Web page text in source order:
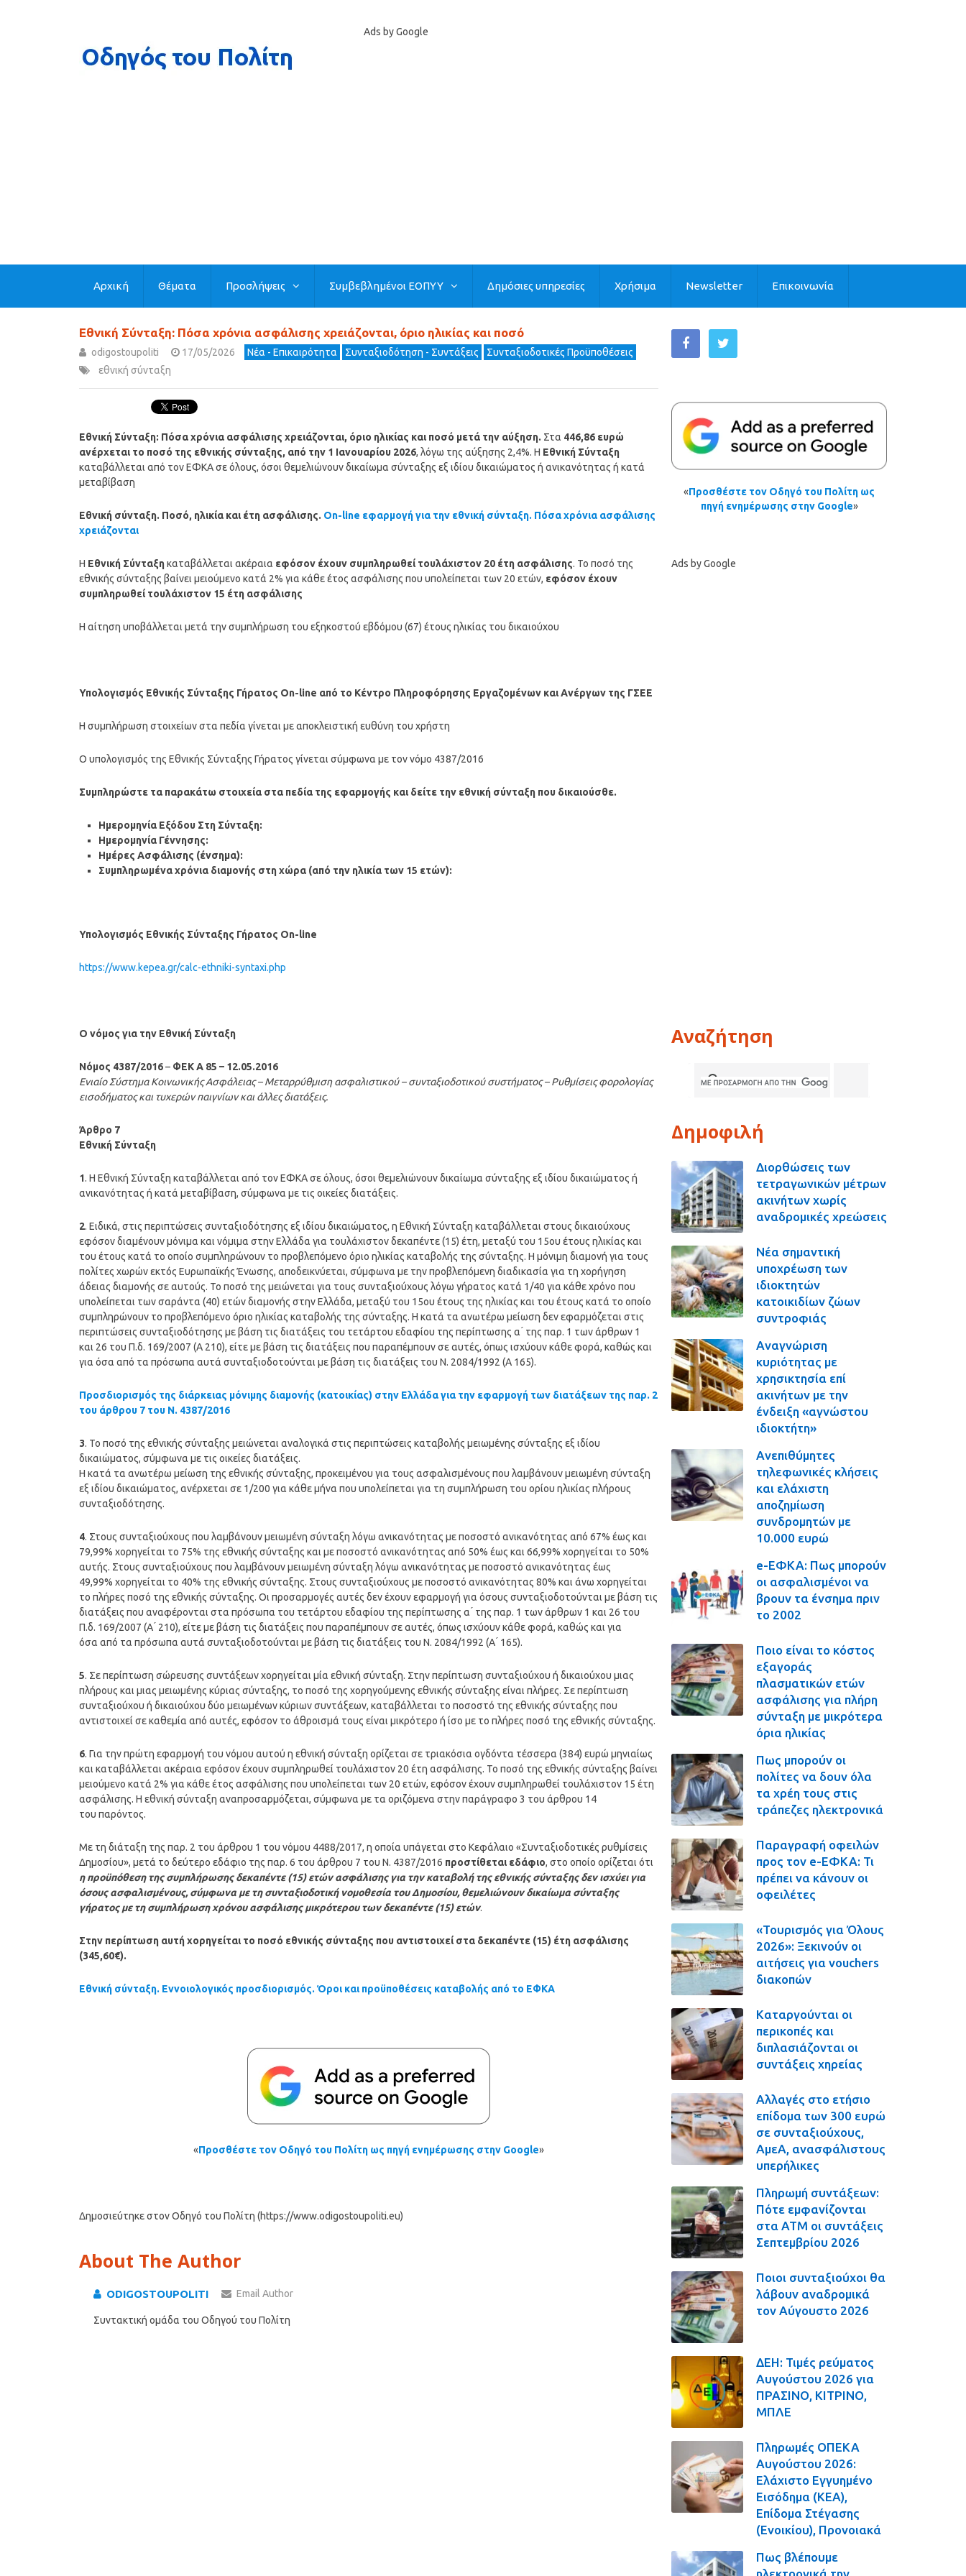
Ads by Google
Αρχική Θέματα Προσλήψεις Συμβεβλημένοι ΕΟΠΥΥ Δημόσιες υπηρεσίες Χρήσιμα Newsletter Επικοινωνία
Εθνική Σύνταξη: Πόσα χρόνια ασφάλισης χρειάζονται, όριο ηλικίας και ποσό
odigostoupoliti 17/05/2026 Νέα - Επικαιρότητα Συνταξιοδότηση - Συντάξεις
Συνταξιοδοτικές Προϋποθέσεις
εθνική σύνταξη
Εθνική Σύνταξη: Πόσα χρόνια ασφάλισης χρειάζονται, όριο ηλικίας και ποσό μετά την αύξηση. Στα 446,86 ευρώ
ανέρχεται το ποσό της εθνικής σύνταξης, από την 1 Ιανουαρίου 2026, λόγω της αύξησης 2,4%. Η Εθνική Σύνταξη
καταβάλλεται από τον ΕΦΚΑ σε όλους, όσοι θεμελιώνουν δικαίωμα σύνταξης εξ ιδίου δικαιώματος ή ανικανότητας ή κατά
μεταβίβαση
Εθνική σύνταξη. Ποσό, ηλικία και έτη ασφάλισης. On-line εφαρμογή για την εθνική σύνταξη. Πόσα χρόνια ασφάλισης
χρειάζονται
Η Εθνική Σύνταξηκαταβάλλεται ακέραια εφόσον έχουν συμπληρωθεί τουλάχιστον 20 έτη ασφάλισης. Το ποσό της
εθνικής σύνταξης βαίνει μειούμενο κατά 2% για κάθε έτος ασφάλισης που υπολείπεται των 20 ετών, εφόσον έχουν
συμπληρωθεί τουλάχιστον 15 έτη ασφάλισης
Η αίτηση υποβάλλεται μετά την συμπλήρωση του εξηκοστού εβδόμου (67) έτους ηλικίας του δικαιούχου
Υπολογισμός Εθνικής Σύνταξης Γήρατος On-line από το Κέντρο Πληροφόρησης Εργαζομένων και Ανέργων της ΓΣΕΕ
Η συμπλήρωση στοιχείων στα πεδία γίνεται με αποκλειστική ευθύνη του χρήστη
Ο υπολογισμός της Εθνικής Σύνταξης Γήρατος γίνεται σύμφωνα με τον νόμο 4387/2016
Συμπληρώστε τα παρακάτω στοιχεία στα πεδία της εφαρμογής και δείτε την εθνική σύνταξη που δικαιούσθε.
Ημερομηνία Εξόδου Στη Σύνταξη:
Ημερομηνία Γέννησης:
Ημέρες Ασφάλισης (ένσημα):
Συμπληρωμένα χρόνια διαμονής στη χώρα (από την ηλικία των 15 ετών):
Υπολογισμός Εθνικής Σύνταξης Γήρατος On-line
https://www.kepea.gr/calc-ethniki-syntaxi.php
Ο νόμος για την Εθνική Σύνταξη
Νόμος 4387/2016– ΦΕΚ A 85 – 12.05.2016
Ενιαίο Σύστημα Κοινωνικής Ασφάλειας – Μεταρρύθμιση ασφαλιστικού – συνταξιοδοτικού συστήματος – Ρυθμίσεις φορολογίας
εισοδήματος και τυχερών παιγνίων και άλλες διατάξεις.
Άρθρο 7
Εθνική Σύνταξη
1. Η Εθνική Σύνταξη καταβάλλεται από τον ΕΦΚΑ σε όλους, όσοι θεμελιώνουν δικαίωμα σύνταξης εξ ιδίου δικαιώματος ή
ανικανότητας ή κατά μεταβίβαση, σύμφωνα με τις οικείες διατάξεις.
2. Ειδικά, στις περιπτώσεις συνταξιοδότησης εξ ιδίου δικαιώματος, η Εθνική Σύνταξη καταβάλλεται στους δικαιούχους
εφόσον διαμένουν μόνιμα και νόμιμα στην Ελλάδα για τουλάχιστον δεκαπέντε (15) έτη, μεταξύ του 15ου έτους ηλικίας και
του έτους κατά το οποίο συμπληρώνουν το προβλεπόμενο όριο ηλικίας καταβολής της σύνταξης. Η μόνιμη διαμονή για τους
πολίτες χωρών εκτός Ευρωπαϊκής Ένωσης, αποδεικνύεται, σύμφωνα με την προβλεπόμενη διαδικασία για τη χορήγηση
άδειας διαμονής σε αυτούς. Το ποσό της μειώνεται για τους συνταξιούχους λόγω γήρατος κατά 1/40 για κάθε χρόνο που
υπολείπεται των σαράντα (40) ετών διαμονής στην Ελλάδα, μεταξύ του 15ου έτους της ηλικίας και του έτους κατά το οποίο
συμπληρώνουν το προβλεπόμενο όριο ηλικίας καταβολής της σύνταξης. Η κατά τα ανωτέρω μείωση δεν εφαρμόζεται στις
περιπτώσεις συνταξιοδότησης με βάση τις διατάξεις του τετάρτου εδαφίου της περίπτωσης α ́ της παρ. 1 των άρθρων 1
και 26 του Π.δ. 169/2007 (Α 210), είτε με βάση τις διατάξεις που παραπέμπουν σε αυτές, όπως ισχύουν κάθε φορά, καθώς και
για όσα από τα πρόσωπα αυτά συνταξιοδοτούνται με βάση τις διατάξεις του Ν. 2084/1992 (Α 165).
Προσδιορισμός της διάρκειας μόνιμης διαμονής (κατοικίας) στην Ελλάδα για την εφαρμογή των διατάξεων της παρ. 2
του άρθρου 7 του Ν. 4387/2016
3. Το ποσό της εθνικής σύνταξης μειώνεται αναλογικά στις περιπτώσεις καταβολής μειωμένης σύνταξης εξ ιδίου
δικαιώματος, σύμφωνα με τις οικείες διατάξεις.
Η κατά τα ανωτέρω μείωση της εθνικής σύνταξης, προκειμένου για τους ασφαλισμένους που λαμβάνουν μειωμένη σύνταξη
εξ ιδίου δικαιώματος, ανέρχεται σε 1/200 για κάθε μήνα που υπολείπεται για τη συμπλήρωση του ορίου ηλικίας πλήρους
συνταξιοδότησης.
4. Στους συνταξιούχους που λαμβάνουν μειωμένη σύνταξη λόγω ανικανότητας με ποσοστό ανικανότητας από 67% έως και
79,99% χορηγείται το 75% της εθνικής σύνταξης και με ποσοστό ανικανότητας από 50% έως και 66,99% χορηγείται το 50%
αυτής. Στους συνταξιούχους που λαμβάνουν μειωμένη σύνταξη λόγω ανικανότητας με ποσοστό ανικανότητας έως
49,99% χορηγείται το 40% της εθνικής σύνταξης. Στους συνταξιούχους με ποσοστό ανικανότητας 80% και άνω χορηγείται
το πλήρες ποσό της εθνικής σύνταξης. Οι προσαρμογές αυτές δεν έχουν εφαρμογή για όσους συνταξιοδοτούνται με βάση τις
διατάξεις που αναφέρονται στα πρόσωπα του τετάρτου εδαφίου της περίπτωσης α ́ της παρ. 1 των άρθρων 1 και 26 του
Π.δ. 169/2007 (Α ́ 210), είτε με βάση τις διατάξεις που παραπέμπουν σε αυτές, όπως ισχύουν κάθε φορά, καθώς και για
όσα από τα πρόσωπα αυτά συνταξιοδοτούνται με βάση τις διατάξεις του Ν. 2084/1992 (Α ́ 165).
5. Σε περίπτωση σώρευσης συντάξεων χορηγείται μία εθνική σύνταξη. Στην περίπτωση συνταξιούχου ή δικαιούχου μιας
πλήρους και μιας μειωμένης κύριας σύνταξης, το ποσό της χορηγούμενης εθνικής σύνταξης είναι πλήρες. Σε περίπτωση
συνταξιούχου ή δικαιούχου δύο μειωμένων κύριων συντάξεων, καταβάλλεται το ποσοστό της εθνικής σύνταξης που
αντιστοιχεί σε καθεμία από αυτές, εφόσον το άθροισμά τους είναι μικρότερο ή ίσο με το πλήρες ποσό της εθνικής σύνταξης.
6. Για την πρώτη εφαρμογή του νόμου αυτού η εθνική σύνταξη ορίζεται σε τριακόσια ογδόντα τέσσερα (384) ευρώ μηνιαίως
και καταβάλλεται ακέραια εφόσον έχουν συμπληρωθεί τουλάχιστον 20 έτη ασφάλισης. Το ποσό της εθνικής σύνταξης βαίνει
μειούμενο κατά 2% για κάθε έτος ασφάλισης που υπολείπεται των 20 ετών, εφόσον έχουν συμπληρωθεί τουλάχιστον 15 έτη
ασφάλισης. Η εθνική σύνταξη αναπροσαρμόζεται, σύμφωνα με τα οριζόμενα στην παράγραφο 3 του άρθρου 14
του παρόντος.
Με τη διάταξη της παρ. 2 του άρθρου 1 του νόμου 4488/2017, η οποία υπάγεται στο Κεφάλαιο «Συνταξιοδοτικές ρυθμίσεις
Δημοσίου», μετά το δεύτερο εδάφιο της παρ. 6 του άρθρου 7 του Ν. 4387/2016 προστίθεται εδάφιο, στο οποίο ορίζεται ότι
η προϋπόθεση της συμπλήρωσης δεκαπέντε (15) ετών ασφάλισης για την καταβολή της εθνικής σύνταξης δεν ισχύει για
όσους ασφαλισμένους, σύμφωνα με τη συνταξιοδοτική νομοθεσία του Δημοσίου, θεμελιώνουν δικαίωμα σύνταξης
γήρατος με τη συμπλήρωση χρόνου ασφάλισης μικρότερου των δεκαπέντε (15) ετών.
Στην περίπτωση αυτή χορηγείται το ποσό εθνικής σύνταξης που αντιστοιχεί στα δεκαπέντε (15) έτη ασφάλισης
(345,60€).
Εθνική σύνταξη. Εννοιολογικός προσδιορισμός. Όροι και προϋποθέσεις καταβολής από το ΕΦΚΑ
«Προσθέστε τον Οδηγό του Πολίτη ως πηγή ενημέρωσης στην Google»
Δημοσιεύτηκε στον Οδηγό του Πολίτη (https://www.odigostoupoliti.eu)
About The Author
ODIGOSTOUPOLITI Email Author
Συντακτική ομάδα του Οδηγού του Πολίτη
«Προσθέστε τον Οδηγό του Πολίτη ως
πηγή ενημέρωσης στην Google»
Ads by Google
Αναζήτηση
Δημοφιλή
Διορθώσεις των
τετραγωνικών μέτρων
ακινήτων χωρίς
αναδρομικές χρεώσεις
Νέα σημαντική
υποχρέωση των
ιδιοκτητών
κατοικιδίων ζώων
συντροφιάς
Αναγνώριση
κυριότητας με
χρησικτησία επί
ακινήτων με την
ένδειξη «αγνώστου
ιδιοκτήτη»
Ανεπιθύμητες
τηλεφωνικές κλήσεις
και ελάχιστη
αποζημίωση
συνδρομητών με
10.000 ευρώ
e-ΕΦΚΑ: Πως μπορούν
οι ασφαλισμένοι να
βρουν τα ένσημα πριν
το 2002
Ποιο είναι το κόστος
εξαγοράς
πλασματικών ετών
ασφάλισης για πλήρη
σύνταξη με μικρότερα
όρια ηλικίας
Πως μπορούν οι
πολίτες να δουν όλα
τα χρέη τους στις
τράπεζες ηλεκτρονικά
Παραγραφή οφειλών
προς τον e-ΕΦΚΑ: Τι
πρέπει να κάνουν οι
οφειλέτες
«Τουρισμός για Όλους
2026»: Ξεκινούν οι
αιτήσεις για vouchers
διακοπών
Καταργούνται οι
περικοπές και
διπλασιάζονται οι
συντάξεις χηρείας
Αλλαγές στο ετήσιο
επίδομα των 300 ευρώ
σε συνταξιούχους,
ΑμεΑ, ανασφάλιστους
υπερήλικες
Πληρωμή συντάξεων:
Πότε εμφανίζονται
στα ΑΤΜ οι συντάξεις
Σεπτεμβρίου 2026
Ποιοι συνταξιούχοι θα
λάβουν αναδρομικά
τον Αύγουστο 2026
ΔΕΗ: Τιμές ρεύματος
Αυγούστου 2026 για
ΠΡΑΣΙΝΟ, ΚΙΤΡΙΝΟ,
ΜΠΛΕ
Πληρωμές ΟΠΕΚΑ
Αυγούστου 2026:
Ελάχιστο Εγγυημένο
Εισόδημα (ΚΕΑ),
Επίδομα Στέγασης
(Ενοικίου), Προνοιακά
Πως βλέπουμε